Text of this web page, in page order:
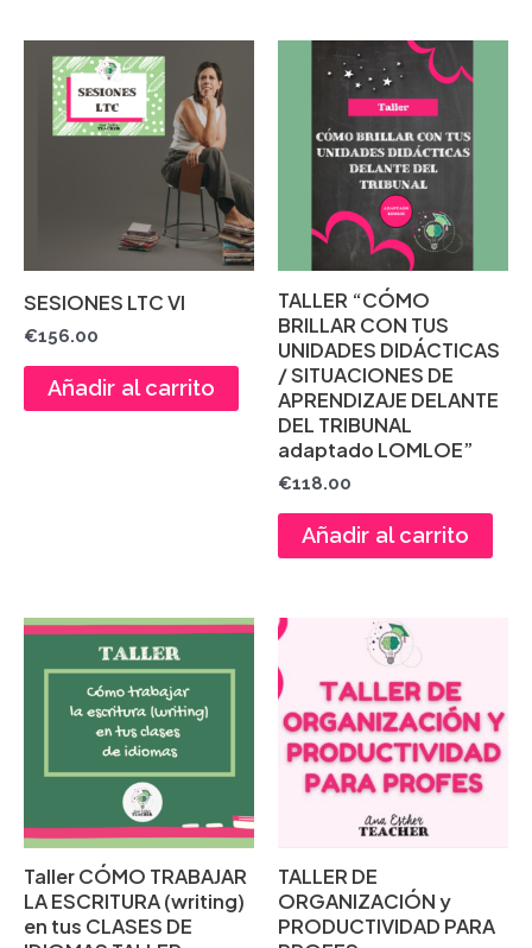
SESIONES LTC VI
€156.00
Añadir al carrito
TALLER “CÓMO
BRILLAR CON TUS
UNIDADES DIDÁCTICAS
/ SITUACIONES DE
APRENDIZAJE DELANTE
DEL TRIBUNAL
adaptado LOMLOE”
€118.00
Añadir al carrito
Taller CÓMO TRABAJAR
LA ESCRITURA (writing)
en tus CLASES DE
TALLER DE
ORGANIZACIÓN y
PRODUCTIVIDAD PARA